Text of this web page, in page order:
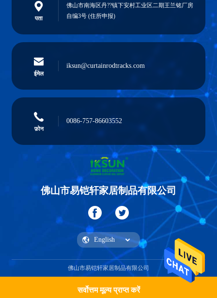
सर्वोत्तम मूल्य प्राप्त करें
पता
佛山市南海区丹??镇下安村工业区二期王兰铭厂房
自编3号 (住所申报)
ईमेल
iksun@curtainrodtracks.com
फ़ोन
0086-757-86603552
佛山市易铠轩家居制品有限公司
佛山市易铠轩家居制品有限公司
एक कहावत कहना